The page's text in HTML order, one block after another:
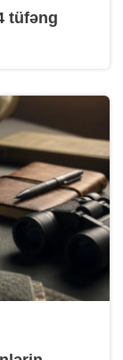
tüfəng